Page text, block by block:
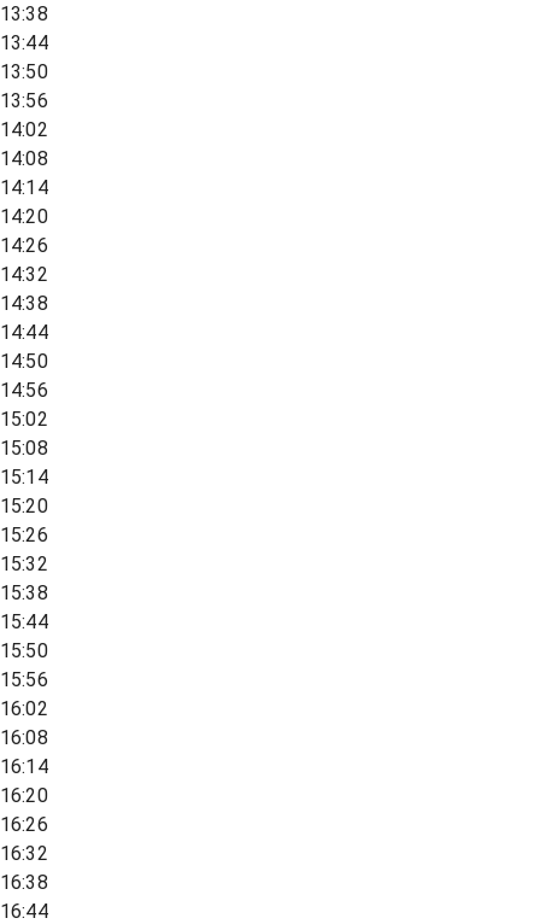
13:38
13:44
13:50
13:56
14:02
14:08
14:14
14:20
14:26
14:32
14:38
14:44
14:50
14:56
15:02
15:08
15:14
15:20
15:26
15:32
15:38
15:44
15:50
15:56
16:02
16:08
16:14
16:20
16:26
16:32
16:38
16:44